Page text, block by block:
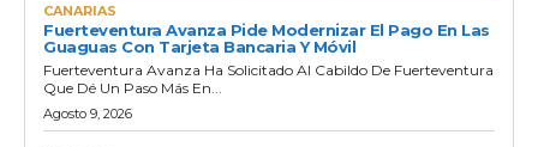
CANARIAS
Fuerteventura Avanza Pide Modernizar El Pago En Las
Guaguas Con Tarjeta Bancaria Y Móvil
Fuerteventura Avanza Ha Solicitado Al Cabildo De Fuerteventura
Que Dé Un Paso Más En...
Agosto 9, 2026